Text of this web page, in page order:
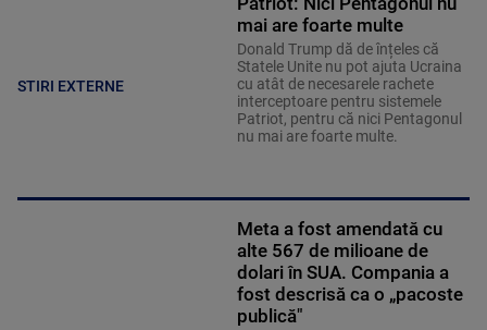
STIRI EXTERNE
mai are foarte multe
Donald Trump dă de înțeles că
Statele Unite nu pot ajuta Ucraina
cu atât de necesarele rachete
interceptoare pentru sistemele
Patriot, pentru că nici Pentagonul
nu mai are foarte multe.
Meta a fost amendată cu
alte 567 de milioane de
dolari în SUA. Compania a
fost descrisă ca o „pacoste
publică"